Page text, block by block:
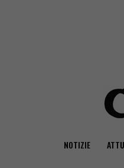
NOTIZIE